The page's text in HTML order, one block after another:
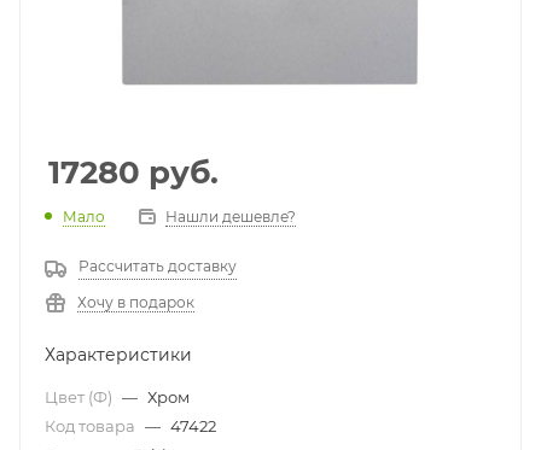
17280 руб.
Мало Нашли дешевле?
Рассчитать доставку
Хочу в подарок
Характеристики
Цвет (Ф) — Хром
Код товара — 47422